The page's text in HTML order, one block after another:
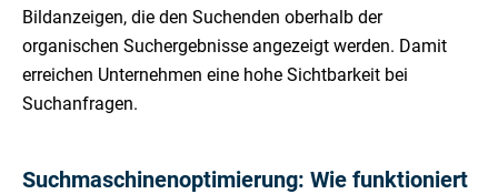
Bildanzeigen, die den Suchenden oberhalb der
organischen Suchergebnisse angezeigt werden. Damit
erreichen Unternehmen eine hohe Sichtbarkeit bei
Suchanfragen.
Suchmaschinenoptimierung: Wie funktioniert